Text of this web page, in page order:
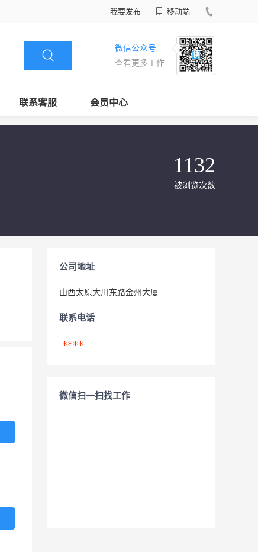
我要发布 移动端
微信公众号
查看更多工作
联系客服 会员中心
1132
被浏览次数
公司地址
山西太原大川东路金州大厦
联系电话
****
微信扫一扫找工作